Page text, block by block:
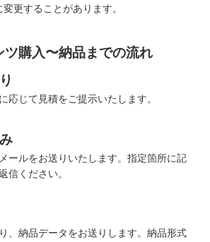
更することがあります。
ツ購入〜納品までの流れ
応じて見積をご提示いたします。
ールをお送りいたします。指定箇所に記
信ください。
、納品データをお送りします。納品形式